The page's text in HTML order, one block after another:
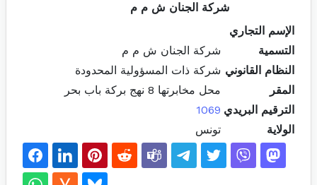
شركة الجنان ش م م
الإسم التجاري
التسمية
شركة الجنان ش م م
النظام القانوني شركة ذات المسؤولية المحدودة
المقر
محل مخابرتها 8 نهج بركة باب بحر
الترقيم البريدي 1069
الولاية
تونس